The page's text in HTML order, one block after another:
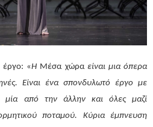
έργο: «Η Μέσα χώραείναι μια όπερα
Είναι ένα σπονδυλωτό έργο με
μία από την άλλην και όλες μαζί
ποταμού. Κύρια έμπνευση